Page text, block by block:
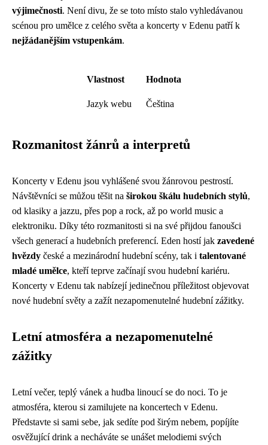
výjimečnosti. Není divu, že se toto místo stalo vyhledávanou
scénou pro umělce z celého světa a koncerty v Edenu patří k
nejžádanějším vstupenkám.
Vlastnost Hodnota
Jazyk webu Čeština
Rozmanitost žánrů a interpretů
Koncerty v Edenu jsou vyhlášené svou žánrovou pestrostí.
Návštěvníci se můžou těšit na širokou škálu hudebních stylů,
od klasiky a jazzu, přes pop a rock, až po world music a
elektroniku. Díky této rozmanitosti si na své přijdou fanoušci
všech generací a hudebních preferencí. Eden hostí jak zavedené
hvězdy české a mezinárodní hudební scény, tak i talentované
mladé umělce, kteří teprve začínají svou hudební kariéru.
Koncerty v Edenu tak nabízejí jedinečnou příležitost objevovat
nové hudební světy a zažít nezapomenutelné hudební zážitky.
Letní atmosféra a nezapomenutelné
zážitky
Letní večer, teplý vánek a hudba linoucí se do noci. To je
atmosféra, kterou si zamilujete na koncertech v Edenu.
Představte si sami sebe, jak sedíte pod širým nebem, popíjíte
osvěžující drink a necháváte se unášet melodiemi svých